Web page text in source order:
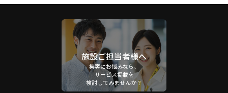
施設ご担当者様へ
集客にお悩みなら、
サービス掲載を
検討してみませんか？